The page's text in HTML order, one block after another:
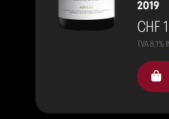
2019
CHF